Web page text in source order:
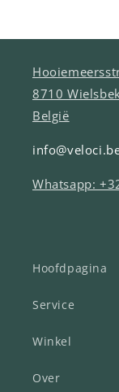
8710
België
Whatsapp:
Hoofdpagina
Service
Winkel
Over